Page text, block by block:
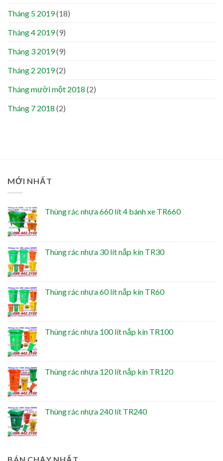
Tháng 5 2019(18)
Tháng 4 2019(9)
Tháng 3 2019(9)
Tháng 2 2019(2)
Tháng mười một 2018 (2)
Tháng 7 2018 (2)
MỚI NHẤT
Thùng rác nhựa 660 lít 4 bánh xe TR660
Thùng rác nhựa 30 lít nắp kín TR30
Thùng rác nhựa 60 lít nắp kín TR60
Thùng rác nhựa 100 lít nắp kín TR100
Thùng rác nhựa 120 lít nắp kín TR120
Thùng rác nhựa 240 lít TR240